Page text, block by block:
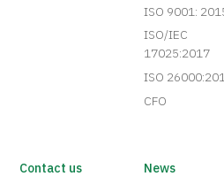
ISO 9001:
ISO/IEC
17025:2017
ISO
CFO
Contact us
News